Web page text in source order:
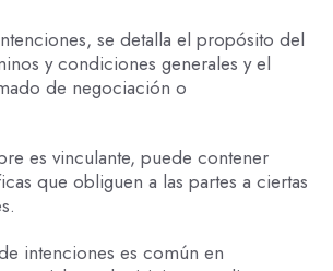
se detalla el propósito del
y condiciones generales y el
de negociación o
es vinculante, puede contener
que obliguen a las partes a ciertas
intenciones es común en